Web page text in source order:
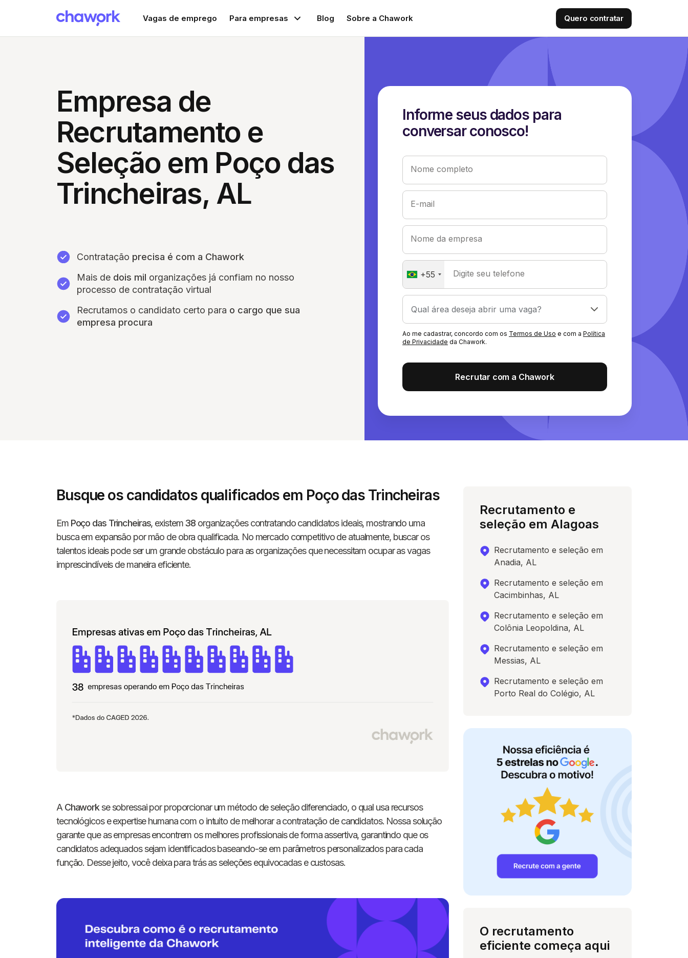
Vagas de emprego Para empresas Blog Sobre a Chawork Quero contratar
Empresa de
Recrutamento e
Seleção em Poço das
Trincheiras, AL
Contratação precisa é com a Chawork
Mais de dois mil organizações já confiam no nosso
processo de contratação virtual
Recrutamos o candidato certo para o cargo que sua
empresa procura
Informe seus dados para
conversar conosco!
Nome completo
E-mail
Nome da empresa
+55 Digite seu telefone
Ao me cadastrar, concordo com os Termos de Uso e com a Política
de Privacidade da Chawork.
Recrutar com a Chawork
Busque os candidatos qualificados em Poço das Trincheiras
Em Poço das Trincheiras, existem38 organizações contratando candidatos ideais, mostrando uma
busca em expansão por mão de obra qualificada. No mercado competitivo de atualmente, buscar os
talentos ideais pode ser um grande obstáculo para as organizações que necessitam ocupar as vagas
imprescindíveis de maneira eficiente.
A Chaworkse sobressai por proporcionar um método de seleção diferenciado, o qual usa recursos
tecnológicos e expertise humana com o intuito de melhorar a contratação de candidatos. Nossa solução
garante que as empresas encontrem os melhores profissionais de forma assertiva, garantindo que os
candidatos adequados sejam identificados baseando-se em parâmetros personalizados para cada
função. Desse jeito, você deixa para trás as seleções equivocadas e custosas.
Recrutamento e
seleção em Alagoas
Recrutamento e seleção em
Anadia, AL
Recrutamento e seleção em
Cacimbinhas, AL
Recrutamento e seleção em
Colônia Leopoldina, AL
Recrutamento e seleção em
Messias, AL
Recrutamento e seleção em
Porto Real do Colégio, AL
O recrutamento
eficiente começa aqui